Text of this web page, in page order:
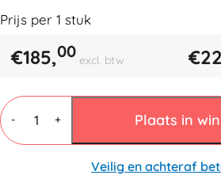
Prijs per 1 stuk
€185,00 excl. btw €
-
Sealapparaat
Ecosealer
200
ESC-
+ Plaats in
Veilig en achteraf